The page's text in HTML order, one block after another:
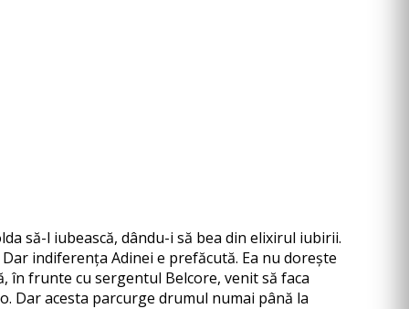
să-l iubească, dându-i să bea din elixirul iubirii.
indiferența Adinei e prefăcută. Ea nu dorește
în frunte cu sergentul Belcore, venit să faca
Dar acesta parcurge drumul numai până la